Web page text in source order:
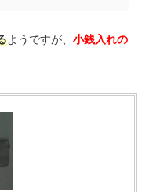
ようですが、 小銭入れの